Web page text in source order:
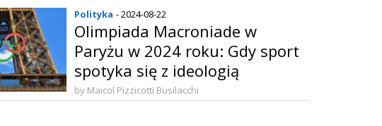
Polityka - 2024-08-22
Olimpiada Macroniade w
Paryżu w 2024 roku: Gdy sport
spotyka się z ideologią
by Maicol Pizzicotti Busilacchi